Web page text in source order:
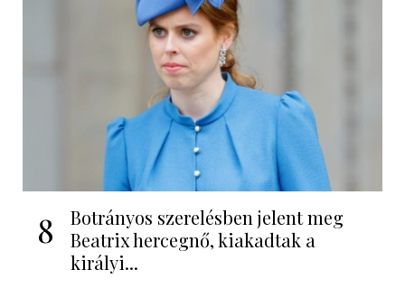
8
Botrányos szerelésben jelent meg
Beatrix hercegnő, kiakadtak a
királyi...